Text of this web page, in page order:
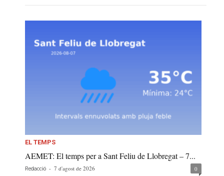
EL TEMPS
AEMET: El temps per a Sant Feliu de Llobregat – 7...
Redacció - 7 d'agost de 2026 0